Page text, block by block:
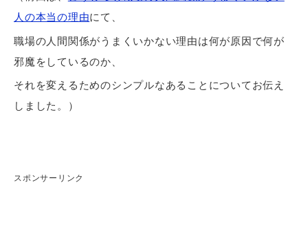
人の本当の理由にて、
職場の人間関係がうまくいかない理由は何が原因で何が
邪魔をしているのか、
それを変えるためのシンプルなあることについてお伝え
しました。）
スポンサーリンク